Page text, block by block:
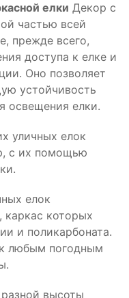
елки Декор с
частью всей
прежде всего,
доступа к елке и
Оно позволяет
устойчивость
освещения елки.
уличных елок
с их помощью
елок
каркас которых
и поликарбоната.
любым погодным
высоты